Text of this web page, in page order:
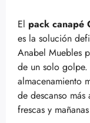
El pack canapé
es la solución
Anabel Muebles
de un solo golpe.
almacenamiento
de descanso más
frescas y